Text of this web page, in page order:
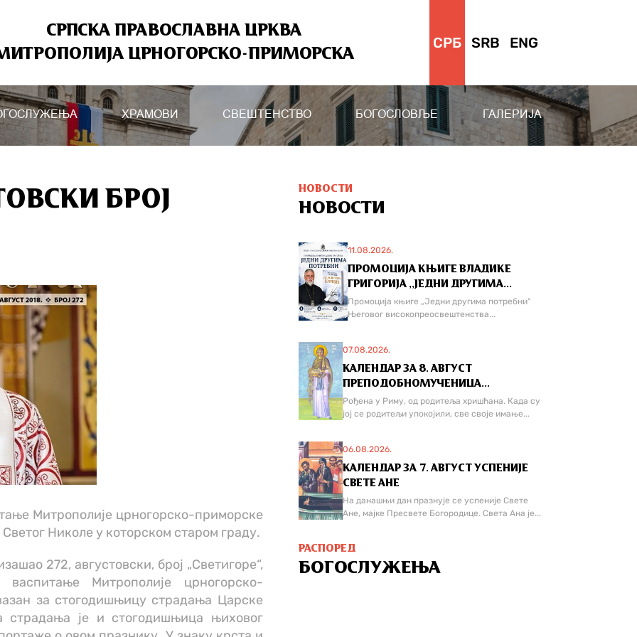
СРПСКА ПРАВОСЛАВНА ЦРКВА
ЦРНОГОРСКО-ПРИМОРСКА
СРБ SRB ENG
ХРАМОВИ СВЕШТЕНСТВО БОГОСЛОВЉЕ ГАЛЕРИЈА
БРОЈ
Митрополије црногорско-приморске
Николе у которском старом граду.
272, августовски, број „Светигоре“,
Митрополије црногорско-
за стогодишњицу страдања Царске
је и стогодишњица њиховог
НОВОСТИ
НОВОСТИ
11.08.2026.
ПРОМОЦИЈА КЊИГЕ ВЛАДИКЕ
ГРИГОРИЈА ,,ЈЕДНИ ДРУГИМА...
Промоција књиге „Једни другима потребни“
Његовог високопреосвештенства...
07.08.2026.
КАЛЕНДАР ЗА 8. АВГУСТ
ПРЕПОДОБНОМУЧЕНИЦА...
Рођена у Риму, од родитеља хришћана. Када су
јој се родитељи упокојили, све своје имање...
06.08.2026.
КАЛЕНДАР ЗА 7. АВГУСТ УСПЕНИЈЕ
СВЕТЕ АНЕ
На данашњи дан празнује се успеније Свете
Ане, мајке Пресвете Богородице. Света Ана је...
РАСПОРЕД
БОГОСЛУЖЕЊА